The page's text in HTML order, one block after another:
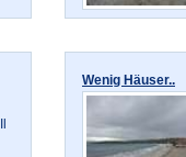
Wenig Häuser..